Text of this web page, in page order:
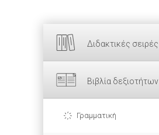
Διδακτικές σειρές
Βιβλία δεξιοτήτων
Γραμματική